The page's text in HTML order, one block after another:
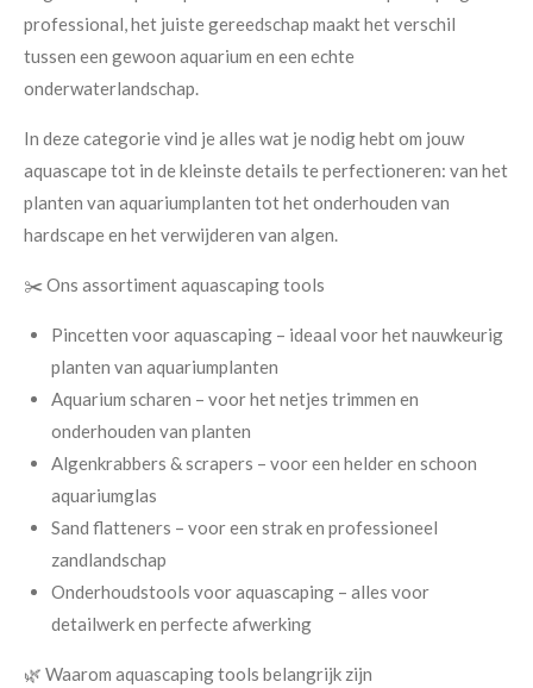
professional, het juiste gereedschap maakt het verschil
tussen een gewoon aquarium en een echte
onderwaterlandschap.
In deze categorie vind je alles wat je nodig hebt om jouw
aquascape tot in de kleinste details te perfectioneren: van het
planten van aquariumplanten tot het onderhouden van
hardscape en het verwijderen van algen.
✂️ Ons assortiment aquascaping tools
Pincetten voor aquascaping – ideaal voor het nauwkeurig
planten van aquariumplanten
Aquarium scharen – voor het netjes trimmen en
onderhouden van planten
Algenkrabbers & scrapers – voor een helder en schoon
aquariumglas
Sand flatteners – voor een strak en professioneel
zandlandschap
Onderhoudstools voor aquascaping – alles voor
detailwerk en perfecte afwerking
🌿 Waarom aquascaping tools belangrijk zijn